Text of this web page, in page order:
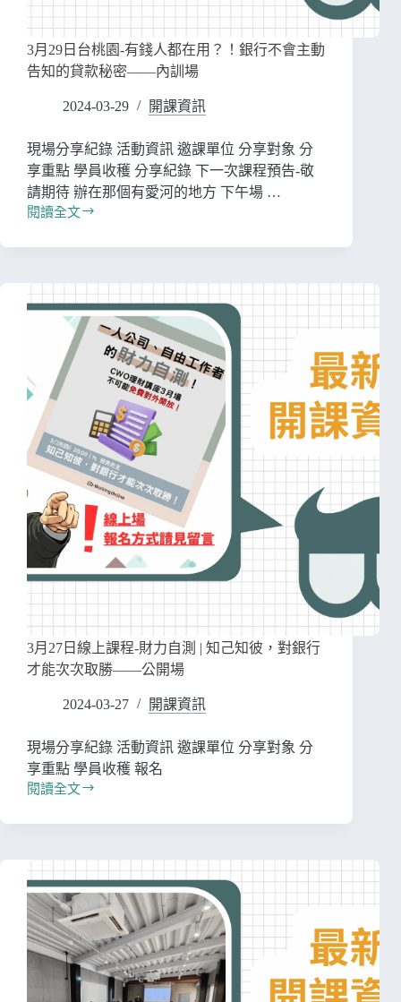
3月29日台桃園-有錢人都在用？！銀行不會主動
告知的貸款秘密——內訓場
2024-03-29 開課資訊
現場分享紀錄 活動資訊 邀課單位 分享對象 分
享重點 學員收穫 分享紀錄 下一次課程預告-敬
請期待 辦在那個有愛河的地方 下午場 …
閱讀全文
3月27日線上課程-財力自測 | 知己知彼，對銀行
才能次次取勝——公開場
2024-03-27 開課資訊
現場分享紀錄 活動資訊 邀課單位 分享對象 分
享重點 學員收穫 報名
閱讀全文